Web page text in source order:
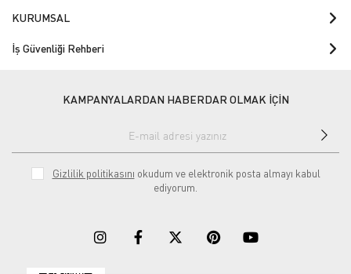
KURUMSAL
İş Güvenliği Rehberi
KAMPANYALARDAN HABERDAR OLMAK İÇİN
Gizlilik politikasını okudum ve elektronik posta almayı kabul
ediyorum.